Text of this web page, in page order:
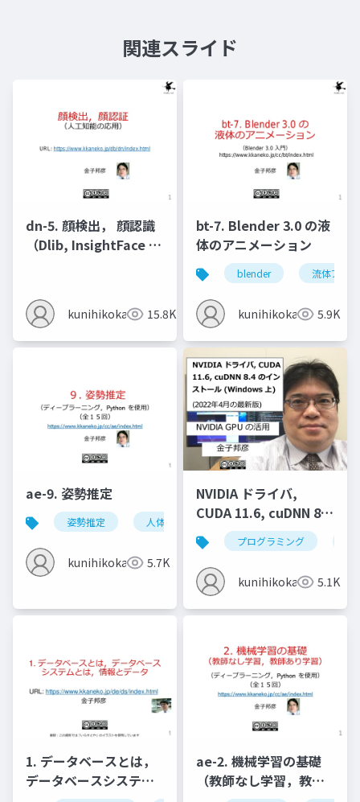
関連スライド
dn-5. 顔検出， 顔認識
（Dlib, InsightFace を
kunihikokaneko15.8K
bt-7. Blender 3.0 の液
体のアニメーション
blender 流体アニ
kunihikokaneko5.9K
ae-9. 姿勢推定
姿勢推定 人体の姿勢推定 頭部の姿勢推定
kunihikokaneko5.7K
NVIDIA ドライバ,
CUDA 11.6, cuDNN 8.4
のインストール
(Windows 上) (2022年
4月の最新版)
プログラミング
kunihikokaneko5.1K
1. データベースとは，
データベースシステム
ae-2. 機械学習の基礎
（教師なし学習，教師